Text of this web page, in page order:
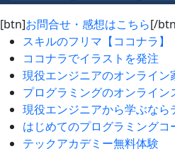
[btn]お問合せ・感想はこちら[/
スキルのフリマ【ココナラ】
ココナラでイラストを発注
現役エンジニアのオンライ
プログラミングのオンライ
現役エンジニアから学ぶなら
はじめてのプログラミングコ
テックアカデミー無料体験